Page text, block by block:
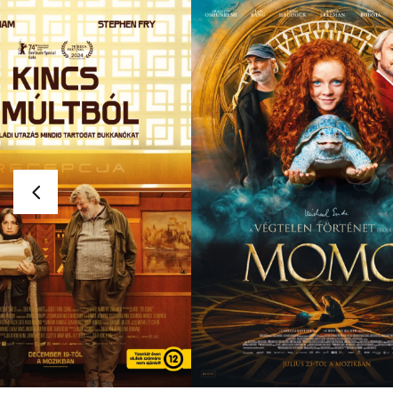
MOMO CSENDES BARÁT